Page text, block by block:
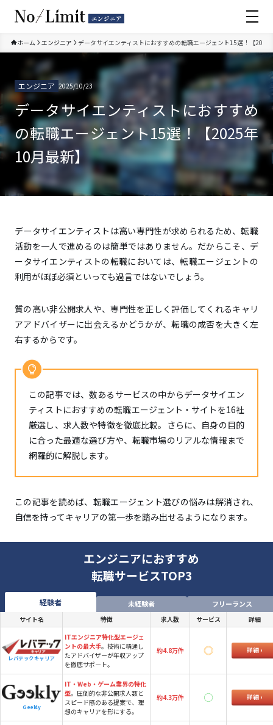
全て
IT/Web業界
エンジニア
ゲーム業界
フリーランス
プログラミングスクール
ホーム エンジニア データサイエンティストにおすすめの転職エージェント15選！【2025
エンジニア 2025/10/23
データサイエンティストにおすすめ
の転職エージェント15選！【2025年
10月最新】
データサイエンティストは高い専門性が求められるため、転職
活動を一人で進めるのは簡単ではありません。だからこそ、デ
ータサイエンティストの転職においては、転職エージェントの
利用がほぼ必須といっても過言ではないでしょう。
質の高い非公開求人や、専門性を正しく評価してくれるキャリ
アアドバイザーに出会えるかどうかが、転職の成否を大きく左
右するからです。
この記事では、数あるサービスの中からデータサイエン
ティストにおすすめの転職エージェント・サイトを16社
厳選し、求人数や特徴を徹底比較。さらに、自身の目的
に合った最適な選び方や、転職市場のリアルな情報まで
網羅的に解説します。
この記事を読めば、転職エージェント選びの悩みは解消され、
自信を持ってキャリアの第一歩を踏み出せるようになります。
エンジニアにおすすめ
転職サービスTOP3
経験者 未経験者 フリーランス
サイト名 特徴 求人数 サービス 詳細
レバテックキャリア
ITエンジニア特化型エージェ
ントの最大手。技術に精通し
たアドバイザーが年収アップ
を徹底サポート。
約4.8万件 詳細
Geekly
IT・Web・ゲーム業界の特化
型。圧倒的な非公開求人数と
スピード感のある提案で、理
想のキャリアを形にする。
約4.3万件 詳細